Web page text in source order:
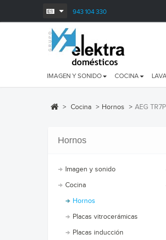
943 104 330
IMAGEN Y SONIDO COCINA
> Cocina > Hornos > AEG
Hornos
Imagen y sonido
Cocina
Hornos
Placas vitrocerámicas
Placas inducción